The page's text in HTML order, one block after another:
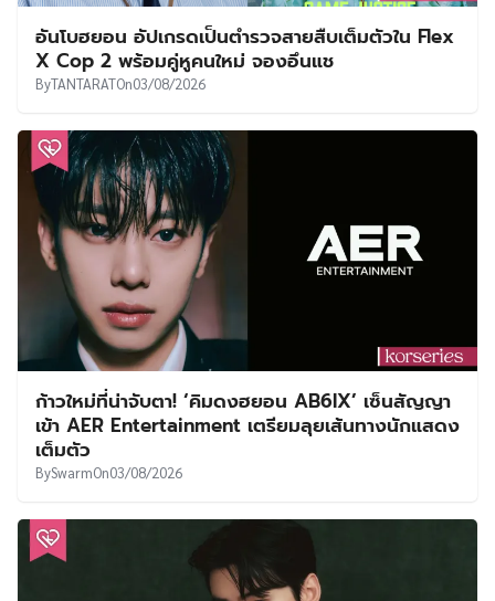
อันโบฮยอน อัปเกรดเป็นตำรวจสายสืบเต็มตัวใน Flex
X Cop 2 พร้อมคู่หูคนใหม่ จองอึนแช
ByTANTARATOn03/08/2026
ก้าวใหม่ที่น่าจับตา! ‘คิมดงฮยอน AB6IX’ เซ็นสัญญา
เข้า AER Entertainment เตรียมลุยเส้นทางนักแสดง
เต็มตัว
BySwarmOn03/08/2026